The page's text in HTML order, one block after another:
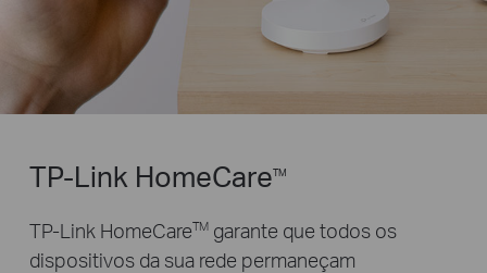
TP-Link HomeCareTM
TP-Link HomeCareTMgarante que todos os
dispositivos da sua rede permaneçam